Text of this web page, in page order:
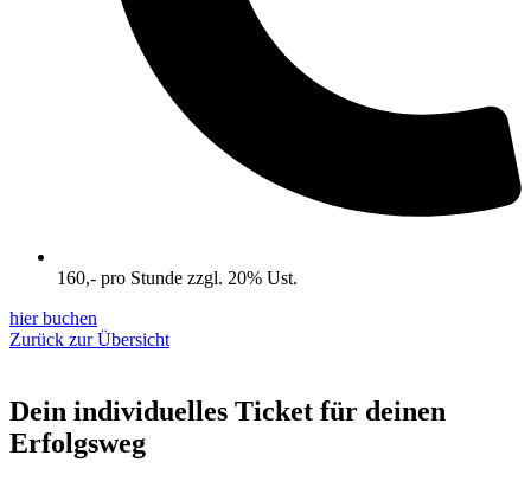
160,- pro Stunde zzgl. 20% Ust.
hier buchen
Zurück zur Übersicht
Dein individuelles Ticket für deinen
Erfolgsweg